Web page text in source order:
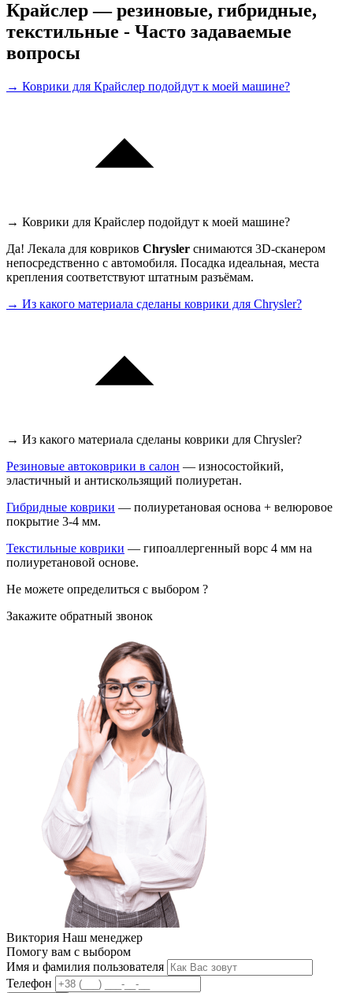
Крайслер — резиновые, гибридные,
текстильные - Часто задаваемые
вопросы
→ Коврики для Крайслер подойдут к моей машине?
→ Коврики для Крайслер подойдут к моей машине?
Да! Лекала для ковриков Chrysler снимаются 3D-сканером
непосредственно с автомобиля. Посадка идеальная, места
крепления соответствуют штатным разъёмам.
→ Из какого материала сделаны коврики для Chrysler?
→ Из какого материала сделаны коврики для Chrysler?
Резиновые автоковрики в салон — износостойкий,
эластичный и антискользящий полиуретан.
Гибридные коврики — полиуретановая основа + велюровое
покрытие 3-4 мм.
Текстильные коврики — гипоаллергенный ворс 4 мм на
полиуретановой основе.
Не можете определиться с выбором ?
Закажите обратный звонок
Виктория Наш менеджер
Помогу вам с выбором
Имя и фамилия пользователя
Телефон